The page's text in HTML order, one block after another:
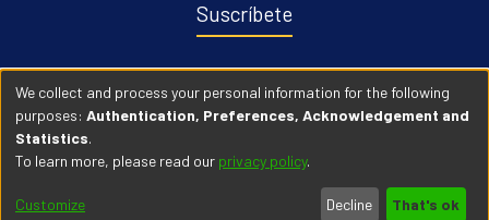
Suscríbete
Recibe notificaciones sobre nuevas publicaciones y eventos
relacionados con el repositorio. ingresa Aqui →
We collect and process your personal information for the following
purposes: Authentication, Preferences, Acknowledgement and
Statistics.
To learn more, please read our privacy policy.
Customize Decline That's ok